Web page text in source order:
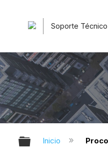
Soporte Técnico
Expandir/
Inicio